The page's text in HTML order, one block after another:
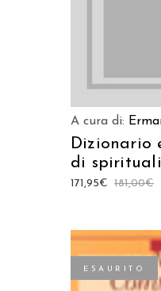
A cura di:
Dizionario
di
181,00€
171,95€
ESAURITO